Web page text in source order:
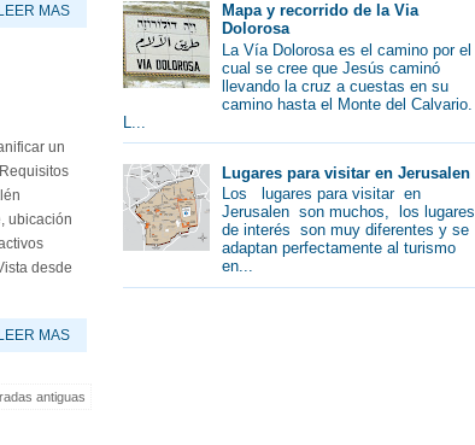
LEER MAS
un
ubicación
desde
LEER MAS
antiguas
Mapa y recorrido de la Via
Dolorosa
La Vía Dolorosa es el camino por el
cual se cree que Jesús caminó
llevando la cruz a cuestas en su
camino hasta el Monte del Calvario.
L...
Lugares para visitar en Jerusalen
Los lugares para visitar en
Jerusalen son muchos, los lugares
de interés son muy diferentes y se
adaptan perfectamente al turismo
en...